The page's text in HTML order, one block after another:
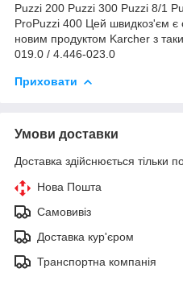
Puzzi 200 Puzzi 300 Puzzi 8/1
ProPuzzi 400 Цей швидкоз'єм є
новим продуктом Karcher з
019.0 / 4.446-023.0
Приховати
Умови доставки
Доставка здійснюється тільки
Нова Пошта
Самовивіз
Доставка кур'єром
Транспортна компанія